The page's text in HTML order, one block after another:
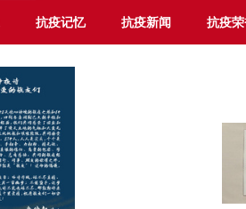
抗疫记忆 抗疫新闻 抗疫